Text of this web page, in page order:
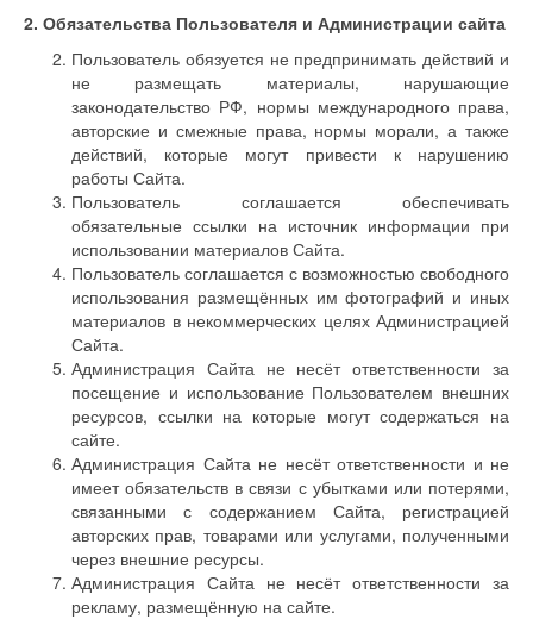
2. Обязательства Пользователя и Администрации сайта
Пользователь обязуется не предпринимать действий и
не размещать материалы, нарушающие
законодательство РФ, нормы международного права,
авторские и смежные права, нормы морали, а также
действий, которые могут привести к нарушению
работы Сайта.
Пользователь соглашается обеспечивать
обязательные ссылки на источник информации при
использовании материалов Сайта.
Пользователь соглашается с возможностью свободного
использования размещённых им фотографий и иных
материалов в некоммерческих целях Администрацией
Сайта.
Администрация Сайта не несёт ответственности за
посещение и использование Пользователем внешних
ресурсов, ссылки на которые могут содержаться на
сайте.
Администрация Сайта не несёт ответственности и не
имеет обязательств в связи с убытками или потерями,
связанными с содержанием Сайта, регистрацией
авторских прав, товарами или услугами, полученными
через внешние ресурсы.
Администрация Сайта не несёт ответственности за
рекламу, размещённую на сайте.